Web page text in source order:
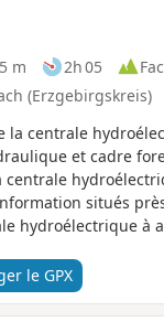
m 2h 05
(Erzgebirgskreis)
la centrale
et cadre
situés
hydroélectrique à
cette ligne
Le sentier
le tour du
le GPX